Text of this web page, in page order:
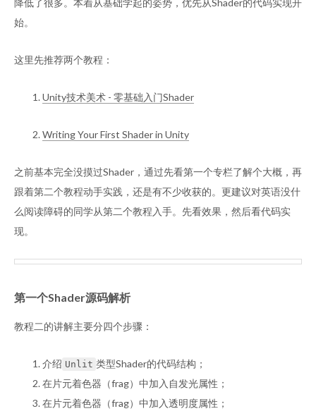
降低了很多。本着从基础学起的姿势，优先从Shader的代码实现开
始。
这里先推荐两个教程：
Unity技术美术 - 零基础入门Shader
Writing Your First Shader in Unity
之前基本完全没摸过Shader，通过先看第一个专栏了解个大概，再
跟着第二个教程动手实践，还是有不少收获的。更建议对英语没什
么阅读障碍的同学从第二个教程入手。先看效果，然后看代码实
现。
第一个Shader源码解析
教程二的讲解主要分四个步骤：
介绍 Unlit 类型Shader的代码结构；
在片元着色器（frag）中加入自发光属性；
在片元着色器（frag）中加入透明度属性；